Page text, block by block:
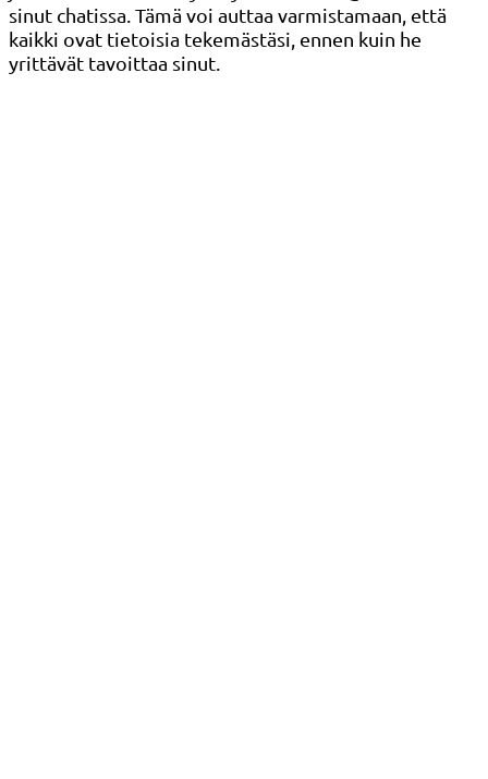
sinut chatissa. Tämä voi auttaa varmistamaan, että
kaikki ovat tietoisia tekemästäsi, ennen kuin he
yrittävät tavoittaa sinut.